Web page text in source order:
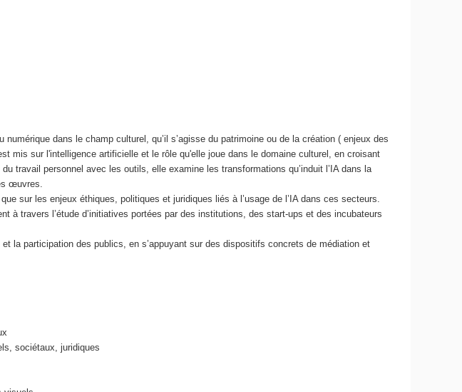
dans le champ culturel, qu’il s’agisse du patrimoine ou de la création ( enjeux des
mis sur l'intelligence artificielle et le rôle qu'elle joue dans le domaine culturel, en croisant
travail personnel avec les outils, elle examine les transformations qu’induit l’IA dans la
œuvres.
sur les enjeux éthiques, politiques et juridiques liés à l’usage de l’IA dans ces secteurs.
à travers l’étude d’initiatives portées par des institutions, des start-ups et des incubateurs
la participation des publics, en s’appuyant sur des dispositifs concrets de médiation et
sociétaux, juridiques